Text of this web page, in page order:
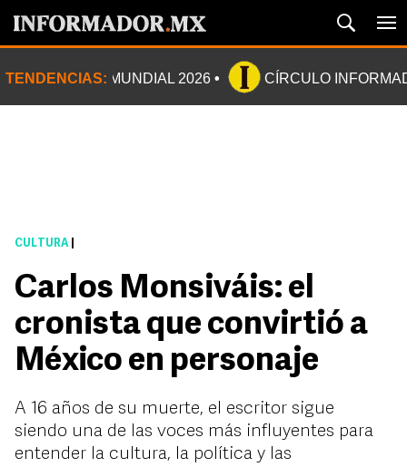
TENDENCIAS: MUNDIAL 2026 CÍRCULO
CULTURA
Carlos Monsiváis: el
cronista que convirtió a
México en personaje
A 16 años de su muerte, el escritor sigue
siendo una de las voces más influyentes para
entender la cultura, la política y las